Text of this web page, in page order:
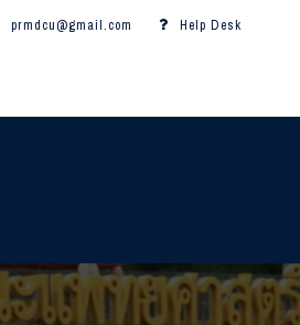
prmdcu@gmail.com Help Desk